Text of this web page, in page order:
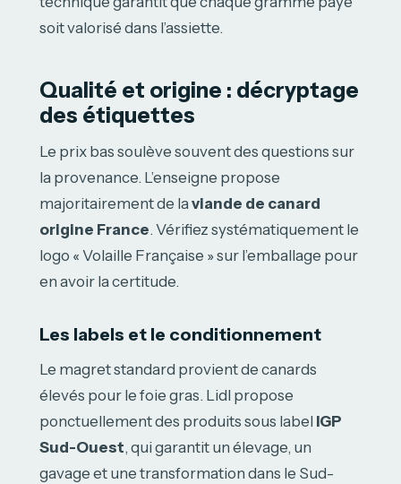
soit valorisé dans l’assiette.
Qualité et origine : décryptage
des étiquettes
Le prix bas soulève souvent des questions sur
la provenance. L’enseigne propose
majoritairement de laviande de canard
origine France. Vérifiez systématiquement le
logo « Volaille Française » sur l’emballage pour
en avoir la certitude.
Les labels et le conditionnement
Le magret standard provient de canards
élevés pour le foie gras. Lidl propose
ponctuellement des produits sous label IGP
Sud-Ouest, qui garantit un élevage, un
gavage et une transformation dans le Sud-